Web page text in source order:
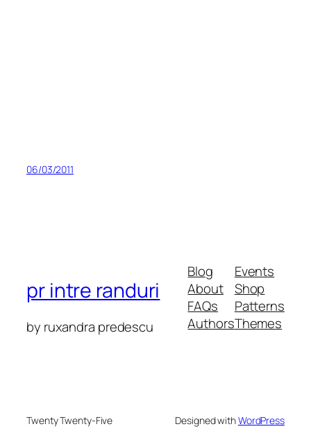
06/03/2011
pr intre randuri
by ruxandra predescu
Blog
About
FAQs
Authors
Events
Shop
Patterns
Themes
Twenty Twenty-Five Designed withWordPress